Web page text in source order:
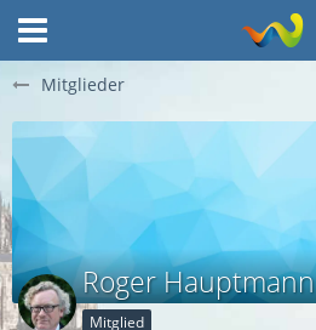
Mitglieder
Roger Hauptmann
Mitglied